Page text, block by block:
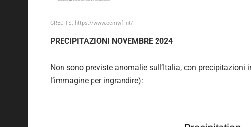
CREDITS: https://www.ecmwf.int/
PRECIPITAZIONI NOVEMBRE 2024
Non sono previste anomalie sull’Italia, con precipitazioni
l’immagine per ingrandire):